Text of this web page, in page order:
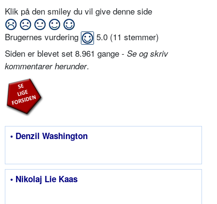
Klik på den smiley du vil give denne side
Brugernes vurdering 5.0 (11 stemmer)
Siden er blevet set 8.961 gange - Se og skriv
kommentarer herunder.
• Denzil Washington
• Nikolaj Lie Kaas